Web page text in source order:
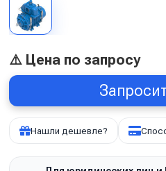
⚠️ Цена по запросу
Нашли дешевле?